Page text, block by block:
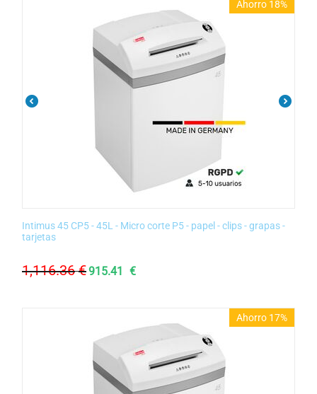
Ahorro 18%
Intimus 45 CP5 - 45L - Micro corte P5 - papel - clips - grapas -
tarjetas
1,116.36 €915.41 €
Ahorro 17%